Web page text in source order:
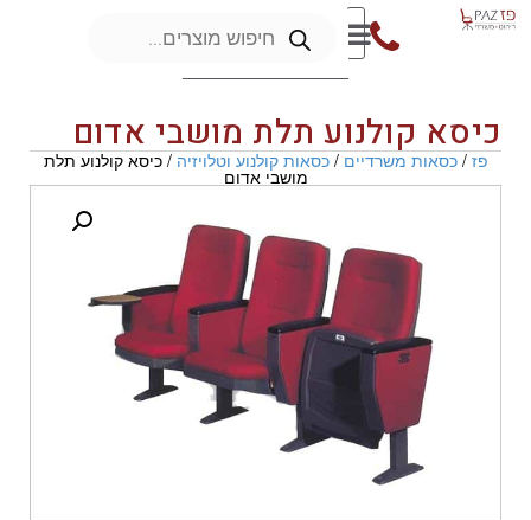
כיסא קולנוע תלת מושבי אדום
פז/כסאות משרדיים/כסאות קולנוע וטלויזיה/ כיסא קולנוע תלת
מושבי אדום